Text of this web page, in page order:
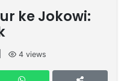
ke Jokowi:
4 views